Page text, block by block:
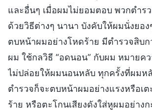
และอื่นๆ เมื่อผมไม่ยอมตอบ พวกตำร
ด้วยวิธีต่างๆ นานา บังคับให้ผมนั่งยอง
ตบหน้าผมอย่างโหดร้าย มีตำรวจสิบ
ผม ใช้กลวิธี “อดนอน” กับผม หมายคว
ไม่ปล่อยให้ผมนอนหลับ ทุกครั้งที่ผมห
ตำรวจก็จะตบหน้าผมอย่างแรงหรือเ
ร้าย หรือตะโกนเสียงดังใส่หูผมอย่าง